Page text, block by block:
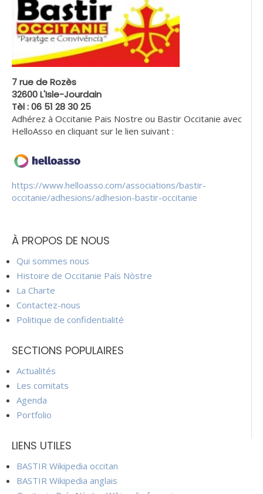
7 rue de Rozès
32600 L'Isle-Jourdain
Tèl : 06 51 28 30 25
Adhérez à Occitanie Pais Nostre ou Bastir Occitanie avec
HelloAsso en cliquant sur le lien suivant :
https://www.helloasso.com/associations/bastir-
occitanie/adhesions/adhesion-bastir-occitanie
À PROPOS DE NOUS
Qui sommes nous
Histoire de Occitanie País Nòstre
La Charte
Contactez-nous
Politique de confidentialité
SECTIONS POPULAIRES
Actualités
Les comitats
Agenda
Portfolio
LIENS UTILES
BASTIR Wikipedia occitan
BASTIR Wikipedia anglais